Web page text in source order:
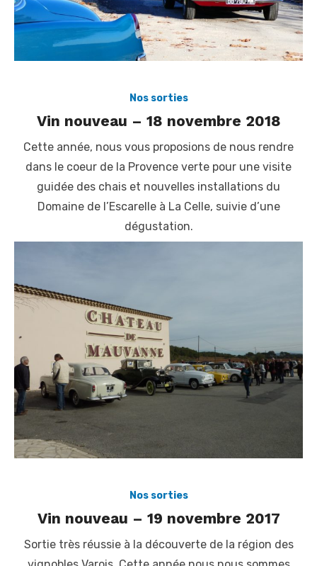
Nos sorties
Vin nouveau – 18 novembre 2018
Cette année, nous vous proposions de nous rendre
dans le coeur de la Provence verte pour une visite
guidée des chais et nouvelles installations du
Domaine de l’Escarelle à La Celle, suivie d’une
dégustation.
Nos sorties
Vin nouveau – 19 novembre 2017
Sortie très réussie à la découverte de la région des